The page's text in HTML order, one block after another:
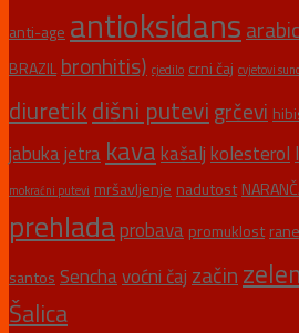
anti-age antioksidans
BRAZILbronhitis) cjedilo crni čaj cvjetovi
diuretikdišni putevi grčevi
jabukajetra kavakašaljkolesterol
mokraćni putevi mršavljenje nadutost
prehladaprobava promuklost rane
santos Senchavoćni čajzačin
Šalica